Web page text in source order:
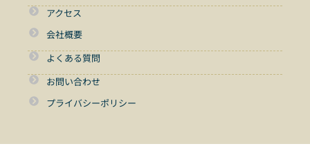
アクセス
会社概要
よくある質問
お問い合わせ
プライバシーポリシー